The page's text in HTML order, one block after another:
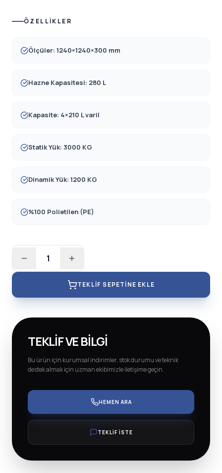
ÖZELLIKLER
Ölçüler: 1240×1240×300 mm
Hazne Kapasitesi: 280 L
Kapasite: 4×210 L varil
Statik Yük: 3000 KG
Dinamik Yük: 1200 KG
%100 Polietilen (PE)
1
TEKLIF SEPETINE EKLE
TEKLIF VE BILGI
Bu ürün için kurumsal indirimler, stok durumu ve teknik
destek almak için uzman ekibimizle iletişime geçin.
HEMEN ARA
TEKLİF İSTE